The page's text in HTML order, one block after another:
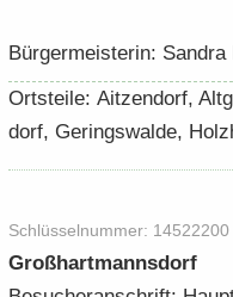
Bür­ger­meis­te­rin: San­dra
Orts­tei­le: Aitzen­dorf,
dorf, Ge­rings­wal­de,
Schlüs­sel­num­mer: 14522200
Groß­hart­manns­dorf